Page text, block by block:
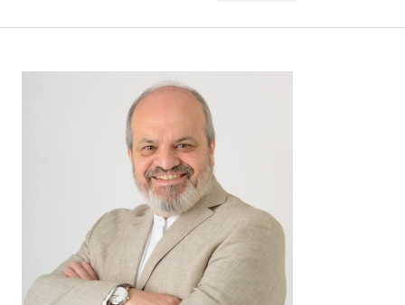
*
Guarda mi nombre, correo electrónico y web en
este navegador para la próxima vez que
comente.
Este sitio esta protegido por